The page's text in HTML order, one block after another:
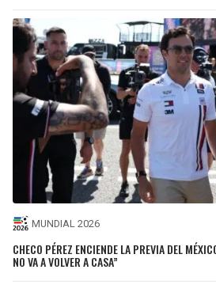
MUNDIAL 2026
CHECO PÉREZ ENCIENDE LA PREVIA DEL
NO VA A VOLVER A CASA”